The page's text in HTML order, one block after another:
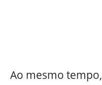
Ao mesmo